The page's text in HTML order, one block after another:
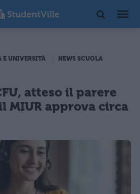
E UNIVERSITÀ NEWS SCUOLA
atteso il parere
MIUR approva circa